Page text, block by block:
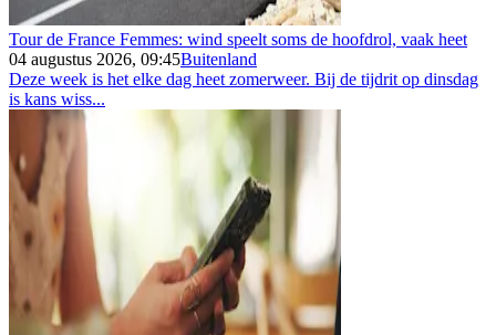
Tour de France Femmes: wind speelt soms de hoofdrol, vaak heet
04 augustus 2026, 09:45Buitenland
Deze week is het elke dag heet zomerweer. Bij de tijdrit op dinsdag
is kans wiss...